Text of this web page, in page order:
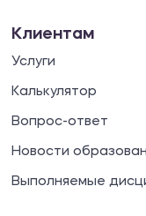
Клиентам
Услуги
Калькулятор
Вопрос-ответ
Новости
Выполняемые